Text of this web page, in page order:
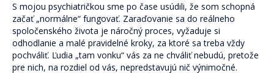
S mojou psychiatričkou sme po čase usúdili, že som schopná
začať „normálne“ fungovať. Zaraďovanie sa do reálneho
spoločenského života je náročný proces, vyžaduje si
odhodlanie a malé pravidelné kroky, za ktoré sa treba vždy
pochváliť. Ľudia „tam vonku“ vás za ne chváliť nebudú, pretože
pre nich, na rozdiel od vás, nepredstavujú nič výnimočné.